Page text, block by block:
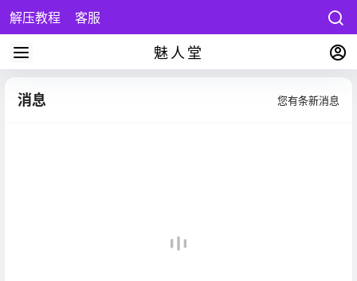
解压教程 客服
魅人堂
消息 您有条新消息